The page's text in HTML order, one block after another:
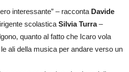
interessante” – racconta Davide
scolastica Silvia Turra–
quanto al fatto che Icaro vola
ali della musica per andare verso un